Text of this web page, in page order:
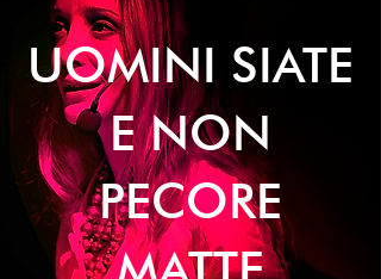
UOMINI SIATE
E NON
PECORE